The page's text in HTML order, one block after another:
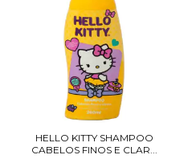
HELLO KITTY SHAMPOO
CABELOS FINOS E CLAR...